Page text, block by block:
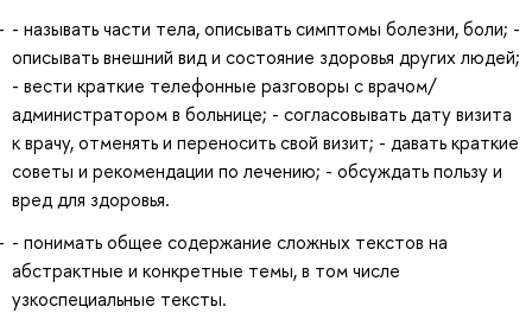
- называть части тела, описывать симптомы болезни, боли; -
описывать внешний вид и состояние здоровья других людей;
- вести краткие телефонные разговоры с врачом/
администратором в больнице; - согласовывать дату визита
к врачу, отменять и переносить свой визит; - давать краткие
советы и рекомендации по лечению; - обсуждать пользу и
вред для здоровья.
- понимать общее содержание сложных текстов на
абстрактные и конкретные темы, в том числе
узкоспециальные тексты.